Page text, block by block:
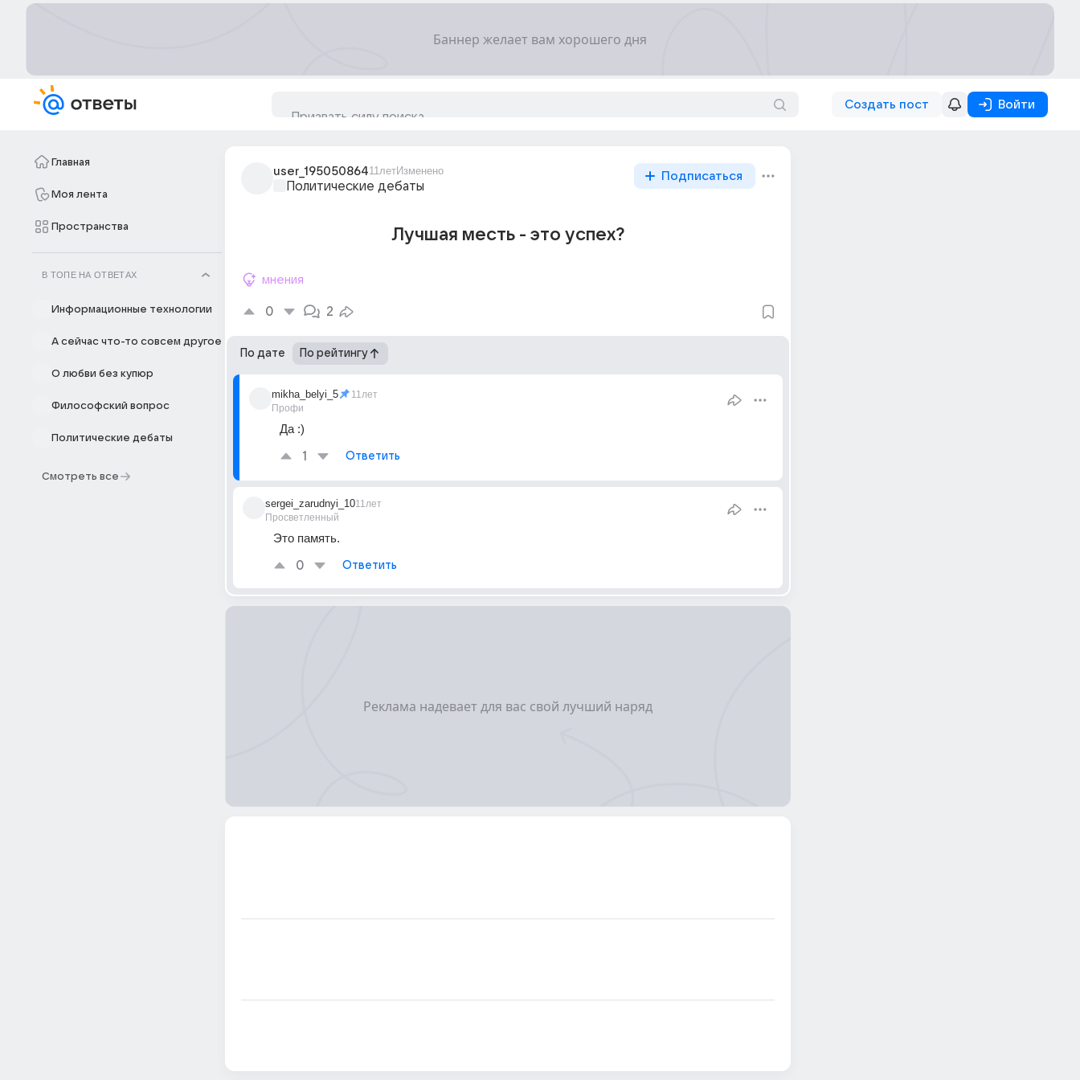
Создать пост Войти
Главная
Моя лента
Пространства
В ТОПЕ НА ОТВЕТАХ
Информационные технологии
А сейчас что-то совсем другое
О любви без купюр
Философский вопрос
Политические дебаты
Смотреть все
user_19505086411летИзменено
Политические дебаты
Подписаться
Лучшая месть - это успех?
мнения
0 2
По дате По рейтингу
mikha_belyi_5
Профи
11лет
Да :)
1 Ответить
sergei_zarudnyi_10
Просветленный
11лет
Это память.
0 Ответить